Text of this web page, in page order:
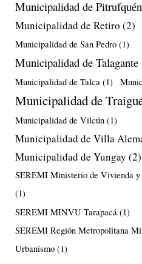
Municipalidad de Pitrufquén
Municipalidad de Retiro (2)
Municipalidad de San Pedro (1)
Municipalidad de Talagante
Municipalidad de Talca (1)
Municipalidad de
Municipalidad de Vilcún (1)
Municipalidad de Villa
Municipalidad de Yungay (2)
SEREMI Ministerio de Vivienda
(1)
SEREMI MINVU Tarapacá (1)
SEREMI Región Metropolitana
Urbanismo (1)